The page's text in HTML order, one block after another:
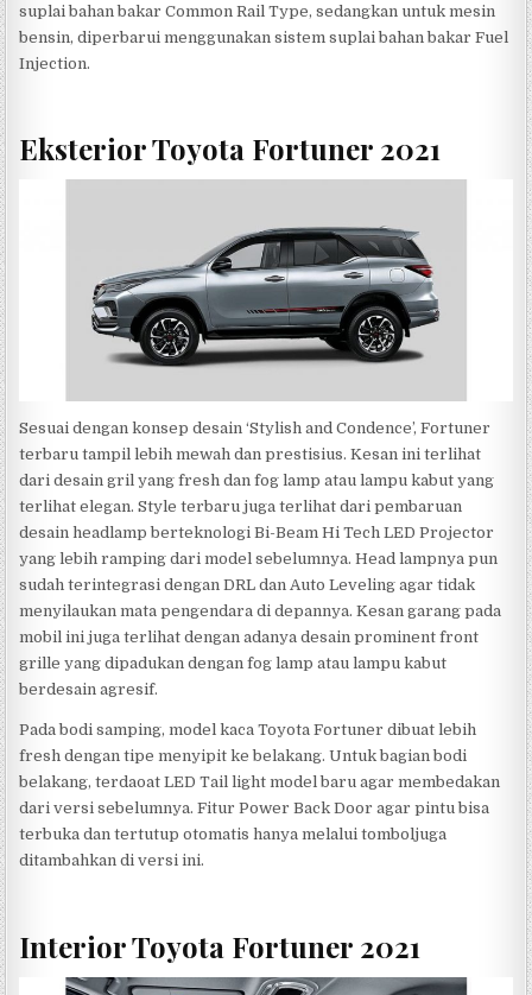
suplai bahan bakar Common Rail Type, sedangkan untuk mesin
bensin, diperbarui menggunakan sistem suplai bahan bakar Fuel
Injection.
Eksterior Toyota Fortuner 2021
Sesuai dengan konsep desain ‘Stylish and Condence’, Fortuner
terbaru tampil lebih mewah dan prestisius. Kesan ini terlihat
dari desain gril yang fresh dan fog lamp atau lampu kabut yang
terlihat elegan. Style terbaru juga terlihat dari pembaruan
desain headlamp berteknologi Bi-Beam Hi Tech LED Projector
yang lebih ramping dari model sebelumnya. Head lampnya pun
sudah terintegrasi dengan DRL dan Auto Leveling agar tidak
menyilaukan mata pengendara di depannya. Kesan garang pada
mobil ini juga terlihat dengan adanya desain prominent front
grille yang dipadukan dengan fog lamp atau lampu kabut
berdesain agresif.
Pada bodi samping, model kaca Toyota Fortuner dibuat lebih
fresh dengan tipe menyipit ke belakang. Untuk bagian bodi
belakang, terdaoat LED Tail light model baru agar membedakan
dari versi sebelumnya. Fitur Power Back Door agar pintu bisa
terbuka dan tertutup otomatis hanya melalui tomboljuga
ditambahkan di versi ini.
Interior Toyota Fortuner 2021